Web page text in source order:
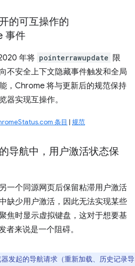
的可互操作的
事件
年将 pointerrawupdate 限
不安全上下文隐藏事件触发和全局
，Chrome 将与更新后的规范保持
器实现互操作。
条目 | 规范
导航中，用户激活状态保
一个同源网页后保留粘滞用户激活
缺少用户激活，因此无法实现某些
焦时显示虚拟键盘，这对于想要基
者来说是一个阻碍。
发起的导航请求（重新加载、历史记录导